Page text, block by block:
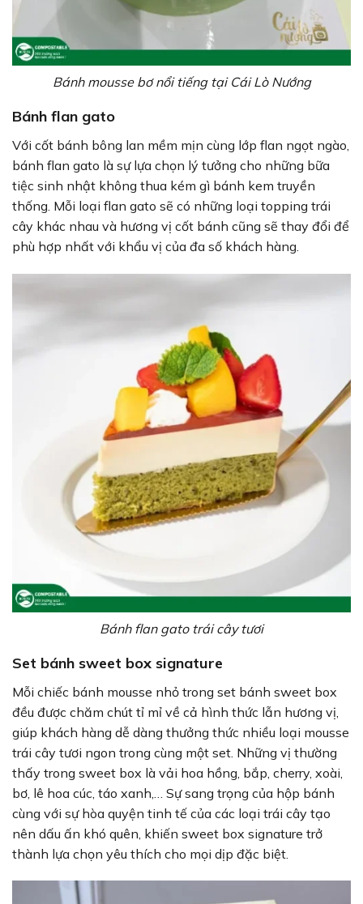
Bánh mousse bơ nổi tiếng tại Cái Lò Nướng
Bánh flan gato
Với cốt bánh bông lan mềm mịn cùng lớp flan ngọt ngào,
bánh flan gato là sự lựa chọn lý tưởng cho những bữa
tiệc sinh nhật không thua kém gì bánh kem truyền
thống. Mỗi loại flan gato sẽ có những loại topping trái
cây khác nhau và hương vị cốt bánh cũng sẽ thay đổi để
phù hợp nhất với khẩu vị của đa số khách hàng.
Bánh flan gato trái cây tươi
Set bánh sweet box signature
Mỗi chiếc bánh mousse nhỏ trong set bánh sweet box
đều được chăm chút tỉ mỉ về cả hình thức lẫn hương vị,
giúp khách hàng dễ dàng thưởng thức nhiều loại mousse
trái cây tươi ngon trong cùng một set. Những vị thường
thấy trong sweet box là vải hoa hồng, bắp, cherry, xoài,
bơ, lê hoa cúc, táo xanh,… Sự sang trọng của hộp bánh
cùng với sự hòa quyện tinh tế của các loại trái cây tạo
nên dấu ấn khó quên, khiến sweet box signature trở
thành lựa chọn yêu thích cho mọi dịp đặc biệt.